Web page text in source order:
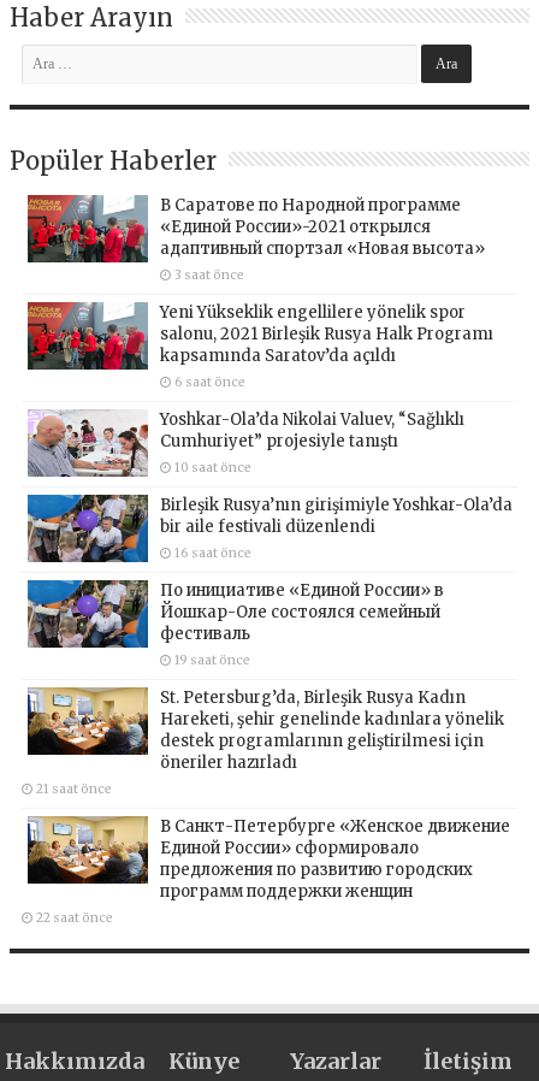
Haber Arayın
Popüler Haberler
В Саратове по Народной программе
«Единой России»-2021 открылся
адаптивный спортзал «Новая высота»
3 saat önce
Yeni Yükseklik engellilere yönelik spor
salonu, 2021 Birleşik Rusya Halk Programı
kapsamında Saratov’da açıldı
6 saat önce
Yoshkar-Ola’da Nikolai Valuev, “Sağlıklı
Cumhuriyet” projesiyle tanıştı
10 saat önce
Birleşik Rusya’nın girişimiyle Yoshkar-Ola’da
bir aile festivali düzenlendi
16 saat önce
По инициативе «Единой России» в
Йошкар-Оле состоялся семейный
фестиваль
19 saat önce
St. Petersburg’da, Birleşik Rusya Kadın
Hareketi, şehir genelinde kadınlara yönelik
destek programlarının geliştirilmesi için
öneriler hazırladı
21 saat önce
В Санкт-Петербурге «Женское движение
Единой России» сформировало
предложения по развитию городских
программ поддержки женщин
22 saat önce
Hakkımızda Künye Yazarlar İletişim